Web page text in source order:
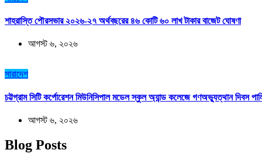
শাহরাস্তি পৌরসভার ২০২৬-২৭ অর্থবছরের ৪৬ কোটি ৬০ লাখ টাকার বাজেট ঘোষণা
আগস্ট ৬, ২০২৬
সারাদেশ
চট্টগ্রাম সিটি কর্পোরেশন মিউনিসিপাল মডেল স্কুল অ্যান্ড কলেজে গণঅভ্যুত্থান দিবস
আগস্ট ৬, ২০২৬
Blog Posts